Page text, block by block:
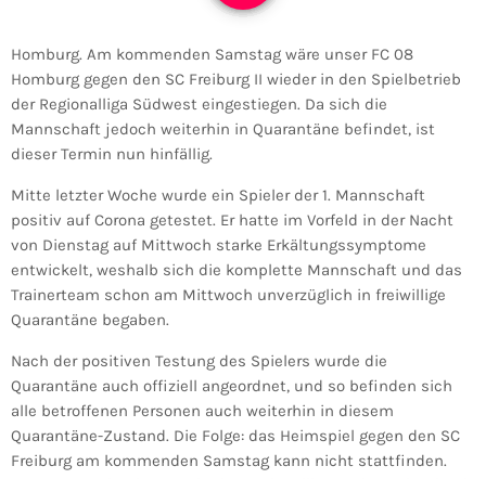
Homburg. Am kommenden Samstag wäre unser FC 08
Homburg gegen den SC Freiburg II wieder in den Spielbetrieb
der Regionalliga Südwest eingestiegen. Da sich die
Mannschaft jedoch weiterhin in Quarantäne befindet, ist
dieser Termin nun hinfällig.
Mitte letzter Woche wurde ein Spieler der 1. Mannschaft
positiv auf Corona getestet. Er hatte im Vorfeld in der Nacht
von Dienstag auf Mittwoch starke Erkältungssymptome
entwickelt, weshalb sich die komplette Mannschaft und das
Trainerteam schon am Mittwoch unverzüglich in freiwillige
Quarantäne begaben.
Nach der positiven Testung des Spielers wurde die
Quarantäne auch offiziell angeordnet, und so befinden sich
alle betroffenen Personen auch weiterhin in diesem
Quarantäne-Zustand. Die Folge: das Heimspiel gegen den SC
Freiburg am kommenden Samstag kann nicht stattfinden.